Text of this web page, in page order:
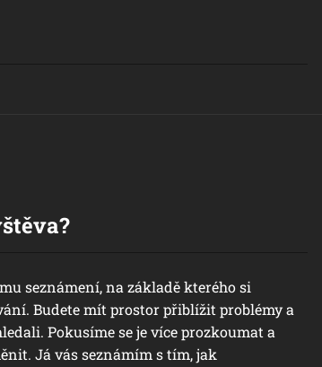
seznámení, na základě kterého si
Budete mít prostor přiblížit problémy a
Pokusíme se je více prozkoumat a
Já vás seznámím s tím, jak